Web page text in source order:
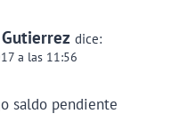
dice:
a las 11:56
saldo pendiente